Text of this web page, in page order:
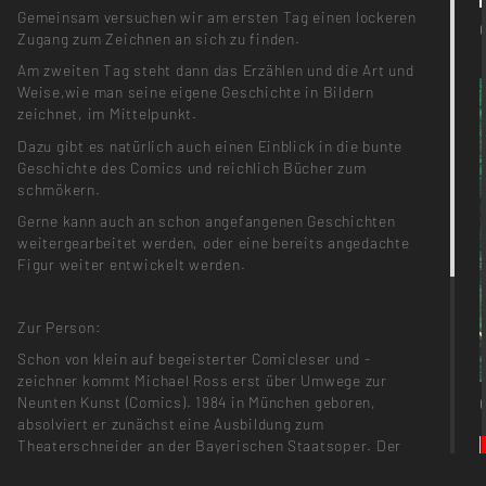
Gemeinsam versuchen wir am ersten Tag einen lockeren
Zugang zum Zeichnen an sich zu finden.
Am zweiten Tag steht dann das Erzählen und die Art und
Weise,wie man seine eigene Geschichte in Bildern
zeichnet, im Mittelpunkt.
Dazu gibt es natürlich auch einen Einblick in die bunte
Geschichte des Comics und reichlich Bücher zum
schmökern.
Gerne kann auch an schon angefangenen Geschichten
weitergearbeitet werden, oder eine bereits angedachte
Figur weiter entwickelt werden.
Zur Person:
Schon von klein auf begeisterter Comicleser und -
zeichner kommt Michael Ross erst über Umwege zur
Neunten Kunst (Comics). 1984 in München geboren,
absolviert er zunächst eine Ausbildung zum
Theaterschneider an der Bayerischen Staatsoper. Der